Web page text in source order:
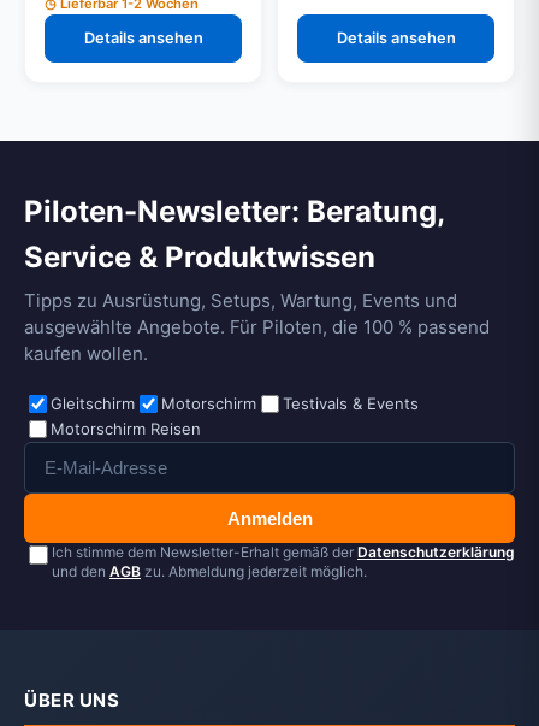
Lieferbar 1-2 Wochen
Details ansehen Details ansehen
Piloten-Newsletter: Beratung,
Service & Produktwissen
Tipps zu Ausrüstung, Setups, Wartung, Events und
ausgewählte Angebote. Für Piloten, die 100 % passend
kaufen wollen.
Gleitschirm Motorschirm
Testivals & Events
Motorschirm Reisen
Anmelden
Ich stimme dem Newsletter-Erhalt gemäß der Datenschutzerklärung
und den AGB zu. Abmeldung jederzeit möglich.
ÜBER UNS